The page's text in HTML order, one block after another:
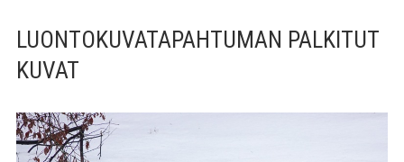
LUONTOKUVATAPAHTUMAN PALKITUT
KUVAT